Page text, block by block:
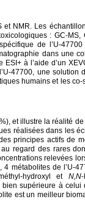
et NMR. Les
: GC-MS,
de l’U-
dans une
à l’aide d’un
47700, une solution
humains et les
et illustre la réalité
réalisées dans les
principes actifs de
regard des rares
relevées
4 métabolites de l’U-
hydroxyl etN,N
supérieure à celui
est un meilleur